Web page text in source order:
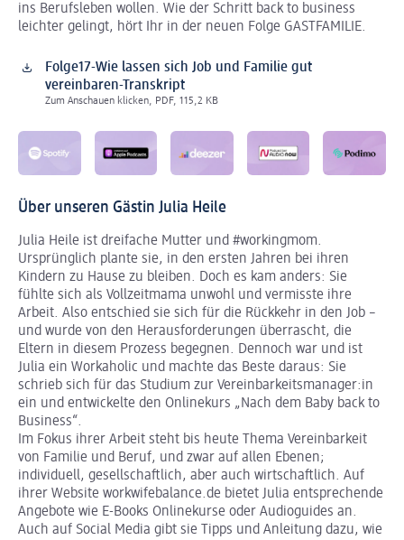
ins Berufsleben wollen. Wie der Schritt back to business
leichter gelingt, hört Ihr in der neuen Folge GASTFAMILIE.
Folge17-Wie lassen sich Job und Familie gut
vereinbaren-Transkript
Zum Anschauen klicken, PDF, 115,2 KB
Über unseren Gästin Julia Heile
Julia Heile ist dreifache Mutter und #workingmom.
Ursprünglich plante sie, in den ersten Jahren bei ihren
Kindern zu Hause zu bleiben. Doch es kam anders: Sie
fühlte sich als Vollzeitmama unwohl und vermisste ihre
Arbeit. Also entschied sie sich für die Rückkehr in den Job –
und wurde von den Herausforderungen überrascht, die
Eltern in diesem Prozess begegnen. Dennoch war und ist
Julia ein Workaholic und machte das Beste daraus: Sie
schrieb sich für das Studium zur Vereinbarkeitsmanager:in
ein und entwickelte den Onlinekurs „Nach dem Baby back to
Business“.
Im Fokus ihrer Arbeit steht bis heute Thema Vereinbarkeit
von Familie und Beruf, und zwar auf allen Ebenen;
individuell, gesellschaftlich, aber auch wirtschaftlich. Auf
ihrer Website workwifebalance.de bietet Julia entsprechende
Angebote wie E-Books Onlinekurse oder Audioguides an.
Auch auf Social Media gibt sie Tipps und Anleitung dazu, wie